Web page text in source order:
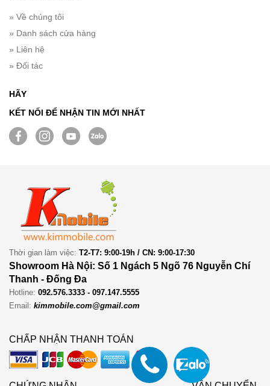
» Về chúng tôi
» Danh sách cửa hàng
» Liên hệ
» Đối tác
HÃY
KẾT NỐI ĐỂ NHẬN TIN MỚI NHẤT
Thời gian làm việc: T2-T7: 9:00-19h / CN: 9:00-17:30
Showroom Hà Nội: Số 1 Ngách 5 Ngõ 76 Nguyễn Chí
Thanh - Đống Đa
Hotline: 092.576.3333 - 097.147.5555
Email: kimmobile.com@gmail.com
CHẤP NHẬN THANH TOÁN